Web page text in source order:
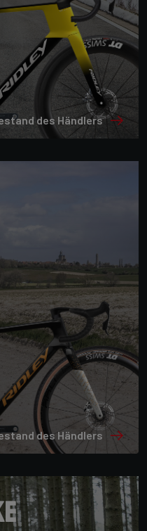
des Händlers
des Händlers